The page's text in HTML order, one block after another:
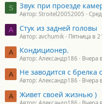
S Звук при проезде
Автор: Stroitel20052005
A Стук из задней головы
Автор: avchumik Пятница в
А Кондиционер.
Автор: Александр186 Вчера
А Не заводится с брелка
Автор: Александр186 Вчера
А Живет своей жизнью )